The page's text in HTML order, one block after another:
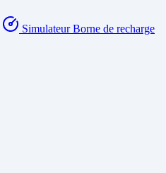
Simulateur Borne de recharge